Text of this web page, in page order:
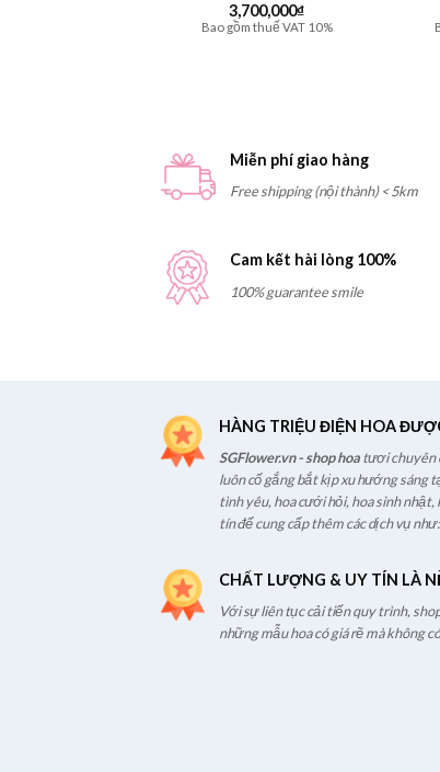
3,700,000₫
Bao gồm thuế VAT 10%
Miễn phí giao hàng
Free shipping (nội thành) < 5km
Cam kết hài lòng 100%
100% guarantee smile
HÀNG TRIỆU ĐIỆN HOA
SGFlower.vn - shop hoatươi chuyên
luôn cố gắng bắt kịp xu hướng sáng
tình yêu, hoa cưới hỏi, hoa sinh
tín để cung cấp thêm các dịch vụ
CHẤT LƯỢNG & UY TÍN LÀ
Với sự liên tục cải tiến quy trình,
những mẫu hoa có giá rẽ mà không